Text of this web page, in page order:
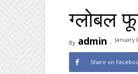
ग्‍लोबल
By admin - January
Share on